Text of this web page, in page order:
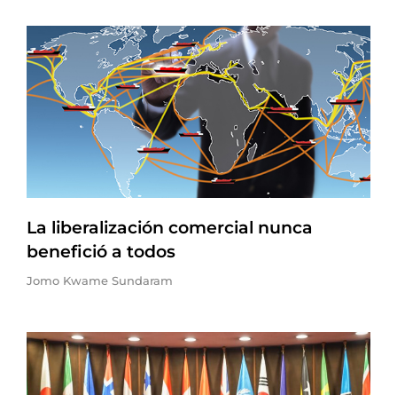
La liberalización comercial nunca
benefició a todos
Jomo Kwame Sundaram